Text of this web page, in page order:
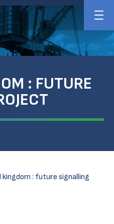
: FUTURE
kingdom : future signalling